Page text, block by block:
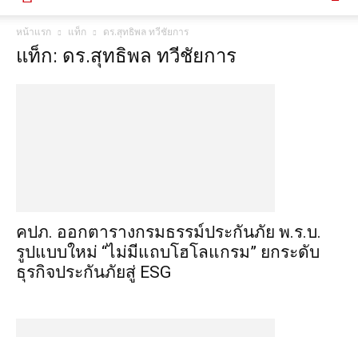
หน้าแรก แท็ก ดร.สุทธิพล ทวีชัยการ
แท็ก: ดร.สุทธิพล ทวีชัยการ
คปภ. ออกตารางกรมธรรม์ประกันภัย พ.ร.บ.
รูปแบบใหม่ “ไม่มีแถบโฮโลแกรม” ยกระดับ
ธุรกิจประกันภัยสู่ ESG